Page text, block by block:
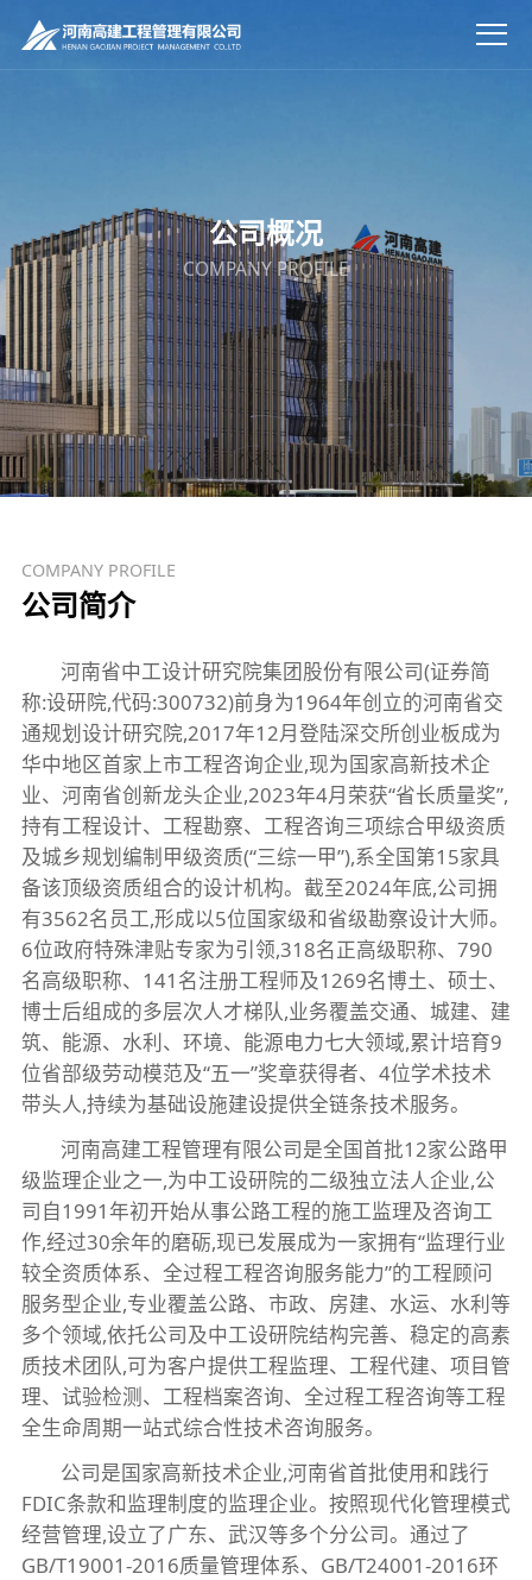
公司概况
COMPANY PROFILE
COMPANY PROFILE
公司简介
河南省中工设计研究院集团股份有限公司(证券简
称:设研院,代码:300732)前身为1964年创立的河南省交
通规划设计研究院,2017年12月登陆深交所创业板成为
华中地区首家上市工程咨询企业,现为国家高新技术企
业、河南省创新龙头企业,2023年4月荣获“省长质量奖”,
持有工程设计、工程勘察、工程咨询三项综合甲级资质
及城乡规划编制甲级资质(“三综一甲”),系全国第15家具
备该顶级资质组合的设计机构。截至2024年底,公司拥
有3562名员工,形成以5位国家级和省级勘察设计大师。
6位政府特殊津贴专家为引领,318名正高级职称、790
名高级职称、141名注册工程师及1269名博土、硕士、
博士后组成的多层次人才梯队,业务覆盖交通、城建、建
筑、能源、水利、环境、能源电力七大领域,累计培育9
位省部级劳动模范及“五一”奖章获得者、4位学术技术
带头人,持续为基础设施建设提供全链条技术服务。
河南高建工程管理有限公司是全国首批12家公路甲
级监理企业之一,为中工设研院的二级独立法人企业,公
司自1991年初开始从事公路工程的施工监理及咨询工
作,经过30余年的磨砺,现已发展成为一家拥有“监理行业
较全资质体系、全过程工程咨询服务能力”的工程顾问
服务型企业,专业覆盖公路、市政、房建、水运、水利等
多个领域,依托公司及中工设研院结构完善、稳定的高素
质技术团队,可为客户提供工程监理、工程代建、项目管
理、试验检测、工程档案咨询、全过程工程咨询等工程
全生命周期一站式综合性技术咨询服务。
公司是国家高新技术企业,河南省首批使用和践行
FDIC条款和监理制度的监理企业。按照现代化管理模式
经营管理,设立了广东、武汉等多个分公司。通过了
GB/T19001-2016质量管理体系、GB/T24001-2016环